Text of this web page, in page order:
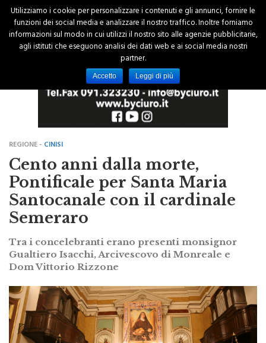
REGIONE -CINISI
Cento anni dalla morte,
Pontificale per Santa Maria
Santocanale con il cardinale
Semeraro
Tra i concelebranti erano presenti monsignor
Gualtiero Isacchi, Arcivescovo di Monreale e
Dom Vittorio Rizzone
Utilizziamo i cookie per personalizzare i contenuti e gli annunci, fornire le
funzioni dei social media e analizzare il nostro traffico. Inoltre forniamo
informazioni sul modo in cui utilizzi il nostro sito alle agenzie pubblicitarie,
agli istituti che eseguono analisi dei dati web e ai social media nostri
partner.
Accetto Leggi di più